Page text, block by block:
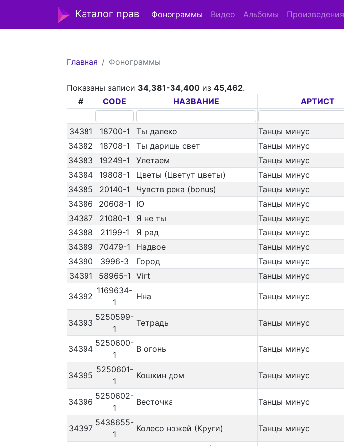
Каталог прав Фонограммы Видео Альбомы Произведения
Главная Фонограммы
Показаны записи 34,381-34,400 из45,462.
#
CODE НАЗВАНИЕ АРТИСТ
34381 18700-1 Ты далеко Танцы минус
34382
18708-1 Ты даришь свет Танцы минус
34383
19249-1 Улетаем Танцы минус
34384
19808-1 Цветы (Цветут цветы) Танцы минус
34385
20140-1 Чувств река (bonus) Танцы минус
34386
20608-1 Ю Танцы минус
34387
21080-1 Я не ты Танцы минус
34388
21199-1 Я рад Танцы минус
34389
70479-1 Надвое Танцы минус
34390
3996-3 Город Танцы минус
34391
58965-1 Virt Танцы минус
34392
1169634-
1
Нна Танцы минус
34393
5250599-
1
Тетрадь Танцы минус
34394
5250600-
1
В огонь Танцы минус
34395
5250601-
1
Кошкин дом Танцы минус
34396
5250602-
1
Весточка Танцы минус
34397
5438655-
1
Колесо ножей (Круги) Танцы минус